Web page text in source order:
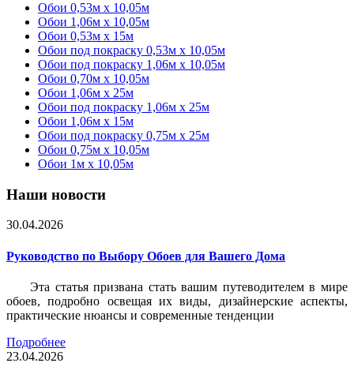
Обои 0,53м x 10,05м
Обои 1,06м х 10,05м
Обои 0,53м x 15м
Обои под покраску 0,53м x 10,05м
Обои под покраску 1,06м х 10,05м
Обои 0,70м x 10,05м
Обои 1,06м x 25м
Обои под покраску 1,06м x 25м
Обои 1,06м x 15м
Обои под покраску 0,75м x 25м
Обои 0,75м x 10,05м
Обои 1м х 10,05м
Наши новости
30.04.2026
Руководство по Выбору Обоев для Вашего Дома
Эта статья призвана стать вашим путеводителем в мире
обоев, подробно освещая их виды, дизайнерские аспекты,
практические нюансы и современные тенденции
Подробнее
23.04.2026